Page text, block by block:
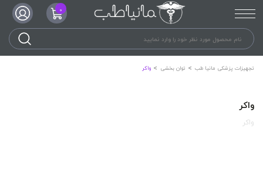
0
تجهیزات پزشکی مانیا طب توان بخشی واکر
واکر
واکر